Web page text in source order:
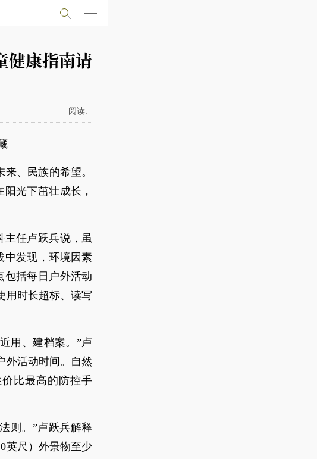
康指南请
阅读:
、民族的希望。
光下茁壮成长，
主任卢跃兵说，虽
中发现，环境因素
包括每日户外活动
用时长超标、读写
用、建档案。”卢
外活动时间。自然
比最高的防控手
则。”卢跃兵解释
英尺）外景物至少